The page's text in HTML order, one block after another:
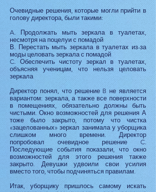
Очевидные решения, которые могли прийти в
голову директора, были такими:
A. Продолжать мыть зеркала в туалетах,
несмотря на поцелуи с помадой
В. Перестать мыть зеркала в туалетах из-за
моды целовать зеркала с помадой
C. Обеспечить чистоту зеркал в туалетах,
объясняя ученицам, что нельзя целовать
зеркала
Директор понял, что решение B не является
вариантом: зеркала, а также все поверхности
в помещениях, обязательно должны быть
чистыми. Окно возможностей для решения А
тоже было закрыто, потому что чистка
«зацелованных» зеркал занимала у уборщика
слишком много времени. Директор
попробовал очевидное решение C.
Последующие события показали, что окно
возможностей для этого решения также
закрыто. Девушки удвоили свои усилия
вместо того, чтобы подчиняться правилам.
Итак, уборщику пришлось самому искать